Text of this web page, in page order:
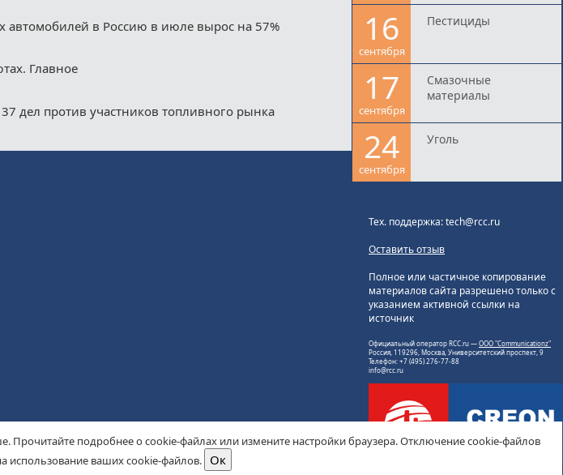
автомобилей в Россию в июле вырос на 57%
Главное
дел против участников топливного рынка
16
сентября
Пестициды
17
сентября
Смазочные
материалы
24
сентября
Уголь
Тех. поддержка: tech@rcc.ru
Оставить отзыв
Полное или частичное копирование
материалов сайта разрешено только с
указанием активной ссылки на
источник
Официальный оператор RCC.ru —ООО "Communicationz"
Россия, 119296, Москва, Университетский проспект, 9
Телефон: +7 (495) 276-77-88
info@rcc.ru
Прочитайте подробнее о cookie-файлах или измените настройки браузера. Отключение cookie-файлов
использование ваших cookie-файлов.